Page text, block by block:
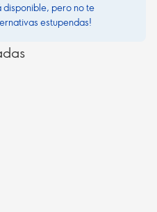
disponible, pero no te
estupendas!